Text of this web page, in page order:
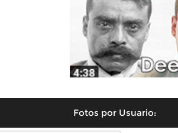
Fotos por Usuario: